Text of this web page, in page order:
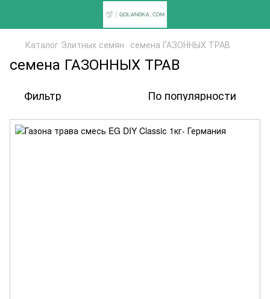
Каталог Элитных семян семена ГАЗОННЫХ ТРАВ
семена ГАЗОННЫХ ТРАВ
Фильтр По популярности